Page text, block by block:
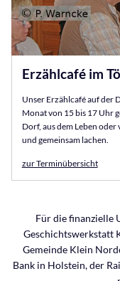
Erzählcafé im
Unser Erzählcafé auf der
Monat von 15 bis 17 Uhr
Dorf, aus dem Leben
und gemeinsam lachen.
zur Terminübersicht
Für die finanzielle
Geschichtswerkstatt
Gemeinde Klein
Bank in Holstein, der